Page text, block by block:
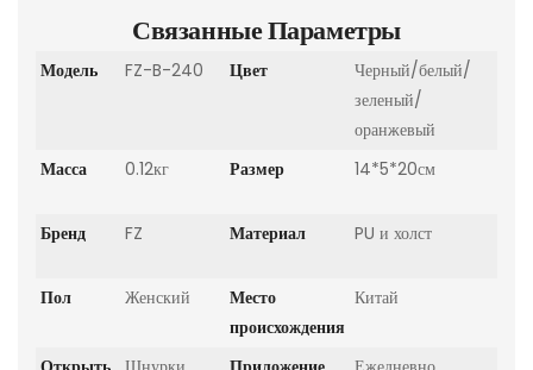
Связанные Параметры
Модель FZ-B-240 Цвет
Черный/белый/
зеленый/
оранжевый
Масса
0.12кг Размер 14*5*20см
Бренд FZ Материал PU и холст
Пол Женский
Место
происхождения
Китай